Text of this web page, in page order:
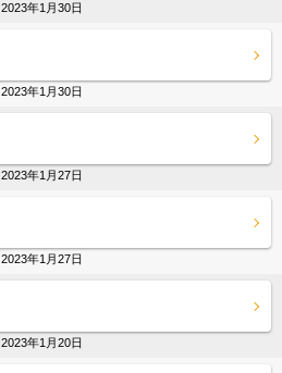
2023年1月30日
2023年1月30日
2023年1月27日
2023年1月27日
2023年1月20日